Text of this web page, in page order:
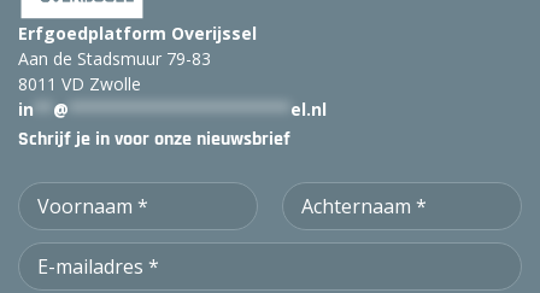
Erfgoedplatform Overijssel
Aan de Stadsmuur 79-83
8011 VD Zwolle
in
@ el.nl
Schrijf je in voor onze nieuwsbrief